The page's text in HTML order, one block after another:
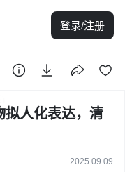
登录/注册
拟人化表达，清
2025.09.09